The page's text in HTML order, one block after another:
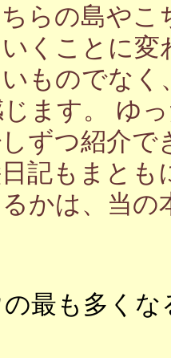
らの島や
くことに
ものでな
ます。 ゆ
ずつ紹介
記もまと
かは、当
最も多く